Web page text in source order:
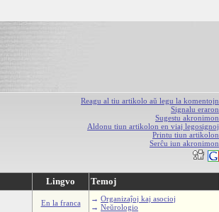
Reagu al tiu artikolo aŭ legu la komentojn
Signalu eraron
Sugestu akronimon
Aldonu tiun artikolon en viaj legosignoj
Printu tiun artikolon
Serĉu iun akronimon
Lingvo
Temoj
En la franca → Organizaĵoj kaj asocioj
→ Neŭrologio